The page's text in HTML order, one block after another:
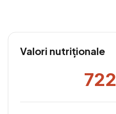
Valori nutriționale
722